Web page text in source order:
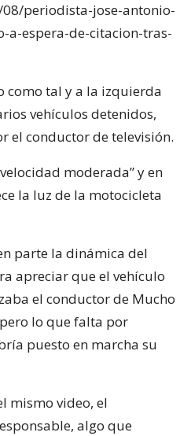
periodista-jose-antonio-
a-espera-de-citacion-tras-
como tal y a la izquierda
vehículos detenidos,
el conductor de televisión.
moderada” y en
la luz de la motocicleta
parte la dinámica del
apreciar que el vehículo
el conductor de Mucho
lo que falta por
puesto en marcha su
mismo video, el
algo que